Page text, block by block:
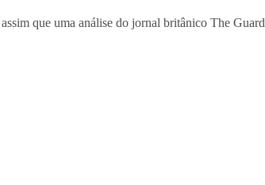
que uma análise do jornal britânico The